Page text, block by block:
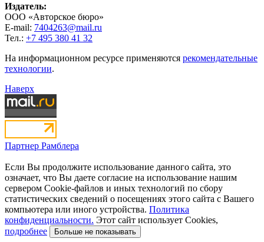
Издатель:
ООО «Авторское бюро»
E-mail: 7404263@mail.ru
Тел.: +7 495 380 41 32
На информационном ресурсе применяются рекомендательные
технологии.
Наверх
Партнер Рамблера
Если Вы продолжите использование данного сайта, это
означает, что Вы даете согласие на использование нашим
сервером Cookie-файлов и иных технологий по сбору
статистических сведений о посещениях этого сайта с Вашего
компьютера или иного устройства. Политика
конфиденциальности. Этот сайт использует Cookies,
подробнее
Больше не показывать